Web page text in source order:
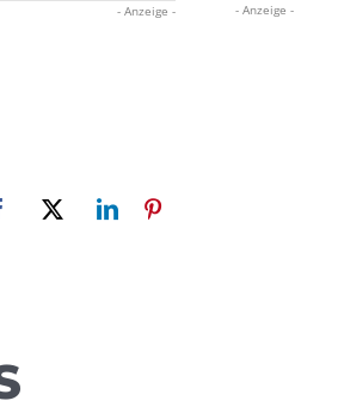
- Anzeige -
- Anzeige -